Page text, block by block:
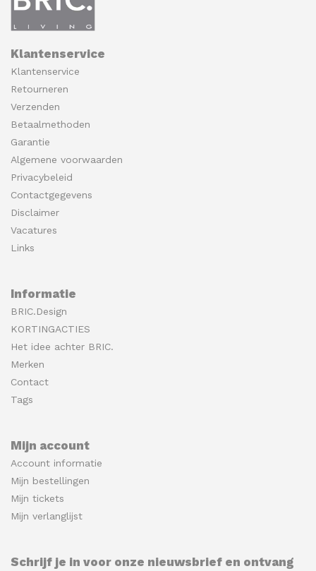
Klantenservice
Klantenservice
Retourneren
Verzenden
Betaalmethoden
Garantie
Algemene voorwaarden
Privacybeleid
Contactgegevens
Disclaimer
Vacatures
Links
Informatie
BRIC.Design
KORTINGACTIES
Het idee achter BRIC.
Merken
Contact
Tags
Mijn account
Account informatie
Mijn bestellingen
Mijn tickets
Mijn verlanglijst
Schrijf je in voor onze nieuwsbrief en ontvang